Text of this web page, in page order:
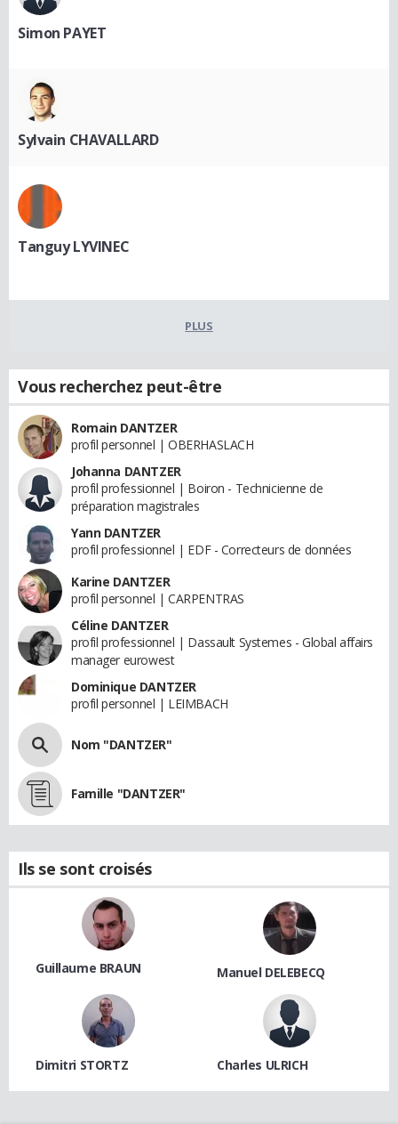
Simon PAYET
Sylvain CHAVALLARD
Tanguy LYVINEC
PLUS
Vous recherchez peut-être
Romain DANTZER
profil personnel | OBERHASLACH
Johanna DANTZER
profil professionnel | Boiron - Technicienne de
préparation magistrales
Yann DANTZER
profil professionnel | EDF - Correcteurs de données
Karine DANTZER
profil personnel | CARPENTRAS
Céline DANTZER
profil professionnel | Dassault Systemes - Global affairs
manager eurowest
Dominique DANTZER
profil personnel | LEIMBACH
Nom "DANTZER"
Famille "DANTZER"
Ils se sont croisés
Guillaume BRAUN Manuel DELEBECQ
Dimitri STORTZ Charles ULRICH